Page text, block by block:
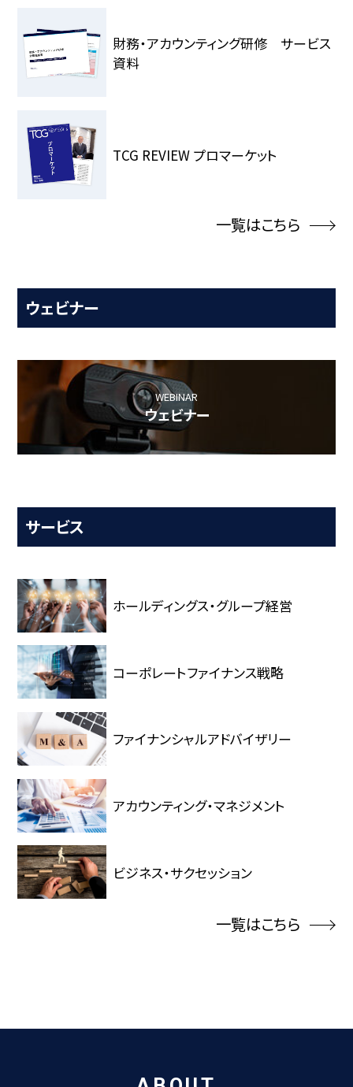
財務・アカウンティング研修 サービス
資料
TCG REVIEW プロマーケット
一覧はこちら
ウェビナー
WEBINAR
ウェビナー
サービス
ホールディングス・グループ経営
コーポレートファイナンス戦略
ファイナンシャルアドバイザリー
アカウンティング・マネジメント
ビジネス・サクセッション
一覧はこちら